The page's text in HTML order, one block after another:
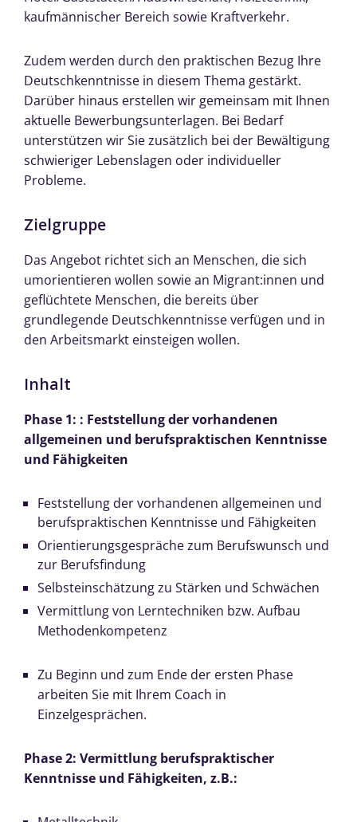
kaufmännischer Bereich sowie Kraftverkehr.
Zudem werden durch den praktischen Bezug Ihre
Deutschkenntnisse in diesem Thema gestärkt.
Darüber hinaus erstellen wir gemeinsam mit Ihnen
aktuelle Bewerbungsunterlagen. Bei Bedarf
unterstützen wir Sie zusätzlich bei der Bewältigung
schwieriger Lebenslagen oder individueller
Probleme.
Zielgruppe
Das Angebot richtet sich an Menschen, die sich
umorientieren wollen sowie an Migrant:innen und
geflüchtete Menschen, die bereits über
grundlegende Deutschkenntnisse verfügen und in
den Arbeitsmarkt einsteigen wollen.
Inhalt
Phase 1: : Feststellung der vorhandenen
allgemeinen und berufspraktischen Kenntnisse
und Fähigkeiten
Feststellung der vorhandenen allgemeinen und
berufspraktischen Kenntnisse und Fähigkeiten
Orientierungsgespräche zum Berufswunsch und
zur Berufsfindung
Selbsteinschätzung zu Stärken und Schwächen
Vermittlung von Lerntechniken bzw. Aufbau
Methodenkompetenz
Zu Beginn und zum Ende der ersten Phase
arbeiten Sie mit Ihrem Coach in
Einzelgesprächen.
Phase 2: Vermittlung berufspraktischer
Kenntnisse und Fähigkeiten, z.B.: